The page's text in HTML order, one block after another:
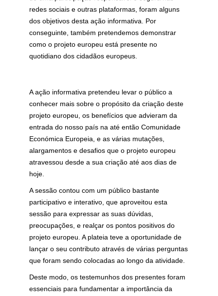
redes sociais e outras plataformas, foram alguns
dos objetivos desta ação informativa. Por
conseguinte, também pretendemos demonstrar
como o projeto europeu está presente no
quotidiano dos cidadãos europeus.
A ação informativa pretendeu levar o público a
conhecer mais sobre o propósito da criação deste
projeto europeu, os benefícios que advieram da
entrada do nosso país na até então Comunidade
Económica Europeia, e as várias mutações,
alargamentos e desafios que o projeto europeu
atravessou desde a sua criação até aos dias de
hoje.
A sessão contou com um público bastante
participativo e interativo, que aproveitou esta
sessão para expressar as suas dúvidas,
preocupações, e realçar os pontos positivos do
projeto europeu. A plateia teve a oportunidade de
lançar o seu contributo através de várias perguntas
que foram sendo colocadas ao longo da atividade.
Deste modo, os testemunhos dos presentes foram
essenciais para fundamentar a importância da